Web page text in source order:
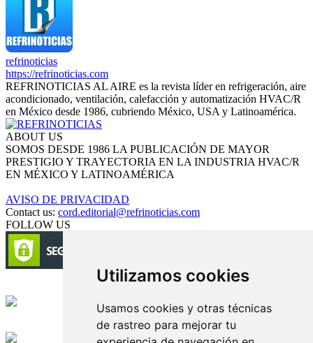
Utilizamos cookies
Usamos cookies y otras técnicas
de rastreo para mejorar tu
refrinoticias
https://refrinoticias.com
REFRINOTICIAS AL AIRE es la revista líder en refrigeración, aire
acondicionado, ventilación, calefacción y automatización HVAC/R
en México desde 1986, cubriendo México, USA y Latinoamérica.
ABOUT US
SOMOS DESDE 1986 LA PUBLICACIÓN DE MAYOR
PRESTIGIO Y TRAYECTORIA EN LA INDUSTRIA HVAC/R
EN MÉXICO Y LATINOAMÉRICA
AVISO DE PRIVACIDAD
Contact us: cord.editorial@refrinoticias.com
FOLLOW US